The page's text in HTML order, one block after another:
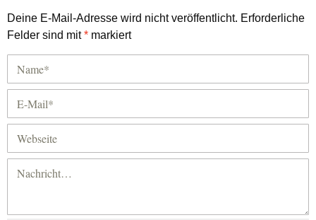
Deine E-Mail-Adresse wird nicht veröffentlicht. Erforderliche
Felder sind mit* markiert